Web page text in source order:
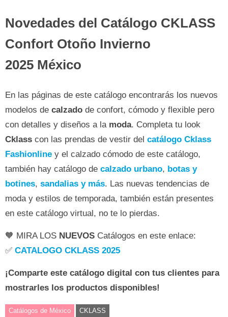
Novedades del Catálogo CKLASS
Confort Otoño Invierno
2025 México
En las páginas de este catálogo encontrarás los nuevos
modelos de calzado de confort, cómodo y flexible pero
con detalles y diseños a la moda. Completa tu look
Cklass con las prendas de vestir del catálogo Cklass
Fashionline y el calzado cómodo de este catálogo,
también hay catálogo de calzado urbano, botas y
botines, sandalias y más. Las nuevas tendencias de
moda y estilos de temporada, también están presentes
en este catálogo virtual, no te lo pierdas.
🧡 MIRA LOS NUEVOS Catálogos en este enlace:
✅ CATALOGO CKLASS 2025
¡Comparte este catálogo digital con tus clientes para
mostrarles los productos disponibles!
Catálogos de México CKLASS